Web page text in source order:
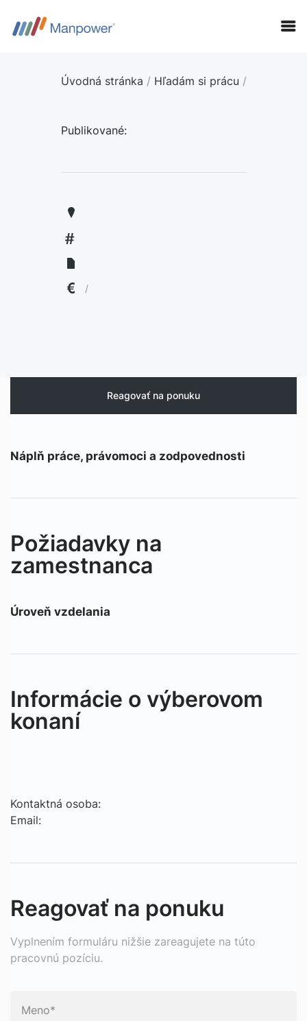
FIRMY
Úvodná stránka / Hľadám si prácu /
Publikované:
/
Reagovať na ponuku
Náplň práce, právomoci a zodpovednosti
Požiadavky na
zamestnanca
Úroveň vzdelania
Informácie o výberovom
konaní
Kontaktná osoba:
Email:
Reagovať na ponuku
Vyplnením formuláru nižšie zareagujete na túto
pracovnú pozíciu.